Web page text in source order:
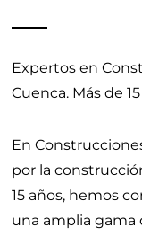
Expertos en
Cuenca. Más de
En
por la
15 años, hemos
una amplia gama